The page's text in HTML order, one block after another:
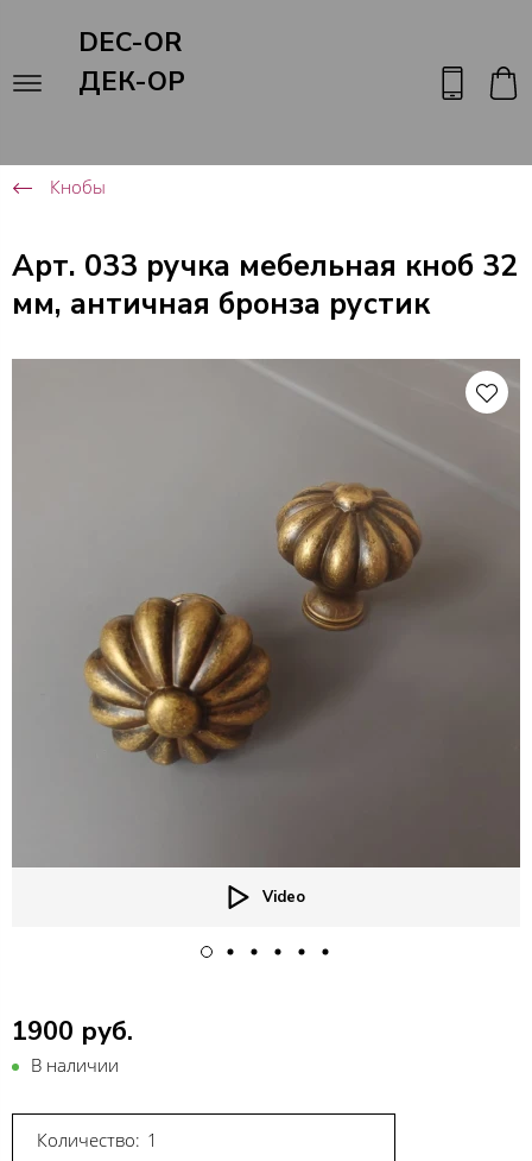
DEC-OR
ДЕК-ОР
Кнобы
Арт. 033 ручка мебельная кноб 32
мм, античная бронза рустик
Video
1900 руб.
В наличии
Количество: